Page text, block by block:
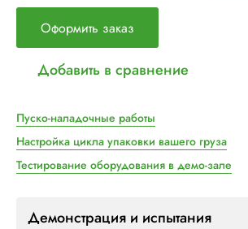
Оформить заказ
Добавить в сравнение
Пуско-наладочные работы
Настройка цикла упаковки вашего груза
Тестирование оборудования в демо-зале
Демонстрация и испытания